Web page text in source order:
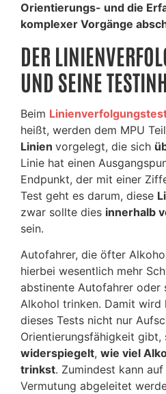
Orientierungs- und die
komplexer Vorgänge
DER
UND SEINE
Beim
heißt, werden dem MPU
Linien vorgelegt, die sich
Linie hat einen
Endpunkt, der mit einer
Test geht es darum, diese
zwar sollte dies innerhalb
sein.
Autofahrer, die öfter
hierbei wesentlich mehr
abstinente Autofahrer oder
Alkohol trinken. Damit wird
dieses Tests nicht nur
Orientierungsfähigkeit gibt,
widerspiegelt, wie viel
trinkst. Zumindest kann
Vermutung abgeleitet